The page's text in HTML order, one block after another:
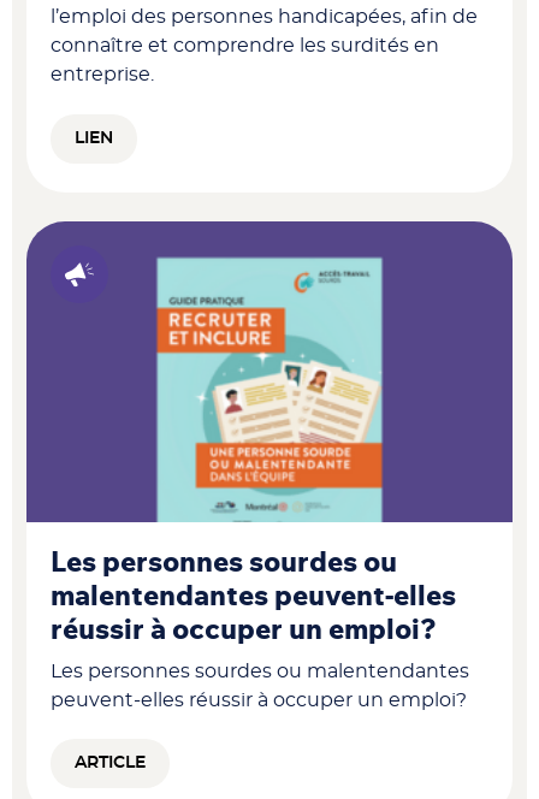
l’emploi des personnes handicapées, afin de
connaître et comprendre les surdités en
entreprise.
LIEN
Les personnes sourdes ou
malentendantes peuvent-elles
réussir à occuper un emploi?​
Les personnes sourdes ou malentendantes
peuvent-elles réussir à occuper un emploi?​
ARTICLE